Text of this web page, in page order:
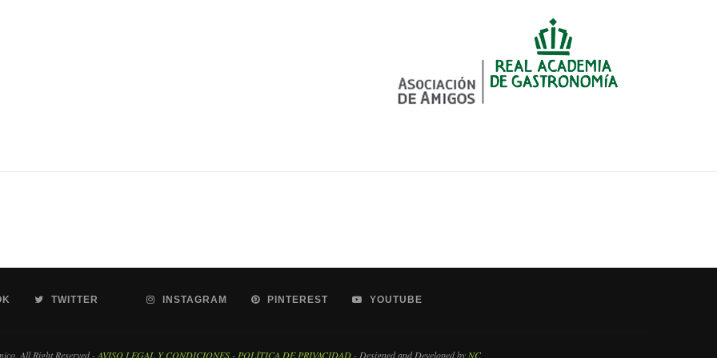
TWITTER INSTAGRAM PINTEREST YOUTUBE
All Right Reserved -AVISO LEGAL Y CONDICIONES- POLÍTICA DE PRIVACIDAD- Designed and Developed byNC